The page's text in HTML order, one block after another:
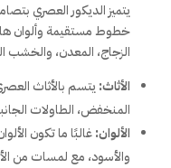
يتميز الديكور العصري
خطوط مستقيمة وألوان
الزجاج، المعدن،
الأثاث:يتسم بالأثاث
المنخفض، الطاولات
الألوان:غالبًا ما تكون
والأسود، مع لمسات من